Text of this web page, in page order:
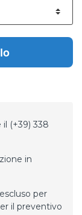
(+39) 338
in
per
il preventivo